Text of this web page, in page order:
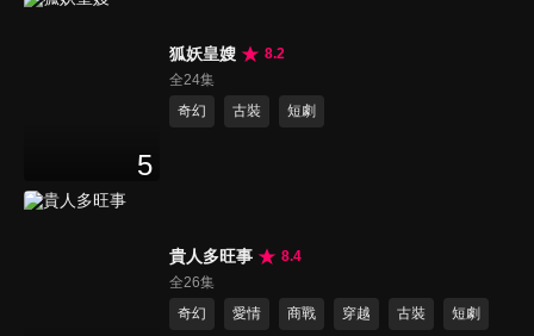
5
狐妖皇嫂
8.2
全24集
奇幻
古裝 短劇
貴人多旺事
8.4
全26集
奇幻
愛情 商戰 穿越 古裝 短劇